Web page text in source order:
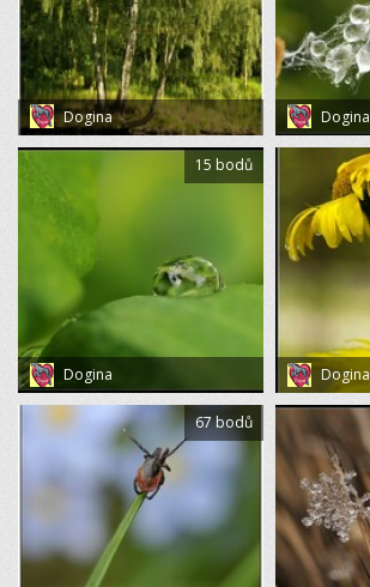
Dogina Dogina
Dogina
15 bodů
Dogina
67 bodů